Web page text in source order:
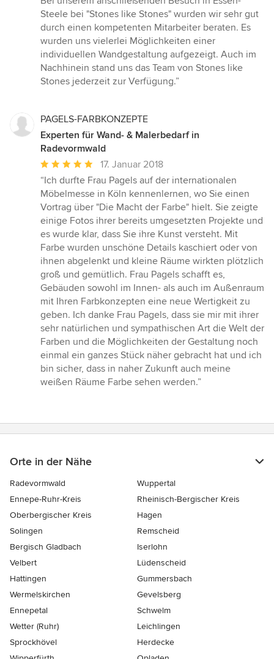
Sternen
Steele bei "Stones like Stones" wurden wir sehr gut
durch einen kompetenten Mitarbeiter beraten. Es
wurden uns vielerlei Möglichkeiten einer
individuellen Wandgestaltung aufgezeigt. Auch im
Nachhinein stand uns das Team von Stones like
Stones jederzeit zur Verfügung.”
PAGELS-FARBKONZEPTE
Experten für Wand- & Malerbedarf in
Radevormwald
Durchschnittliche
Bewertung:
5
von
5
Sternen
17. Januar 2018
“Ich durfte Frau Pagels auf der internationalen
Möbelmesse in Köln kennenlernen, wo Sie einen
Vortrag über "Die Macht der Farbe" hielt. Sie zeigte
einige Fotos ihrer bereits umgesetzten Projekte und
es wurde klar, dass Sie ihre Kunst versteht. Mit
Farbe wurden unschöne Details kaschiert oder von
ihnen abgelenkt und kleine Räume wirkten plötzlich
groß und gemütlich. Frau Pagels schafft es,
Gebäuden sowohl im Innen- als auch im Außenraum
mit Ihren Farbkonzepten eine neue Wertigkeit zu
geben. Ich danke Frau Pagels, dass sie mir mit ihrer
sehr natürlichen und sympathischen Art die Welt der
Farben und die Möglichkeiten der Gestaltung noch
einmal ein ganzes Stück näher gebracht hat und ich
bin sicher, dass in naher Zukunft auch meine
weißen Räume Farbe sehen werden.”
Orte in der Nähe
Radevormwald
Wuppertal
Ennepe-Ruhr-Kreis
Rheinisch-Bergischer Kreis
Oberbergischer Kreis
Hagen
Solingen
Remscheid
Bergisch Gladbach
Iserlohn
Velbert
Lüdenscheid
Hattingen
Gummersbach
Wermelskirchen
Gevelsberg
Ennepetal
Schwelm
Wetter (Ruhr)
Leichlingen
Sprockhövel
Herdecke